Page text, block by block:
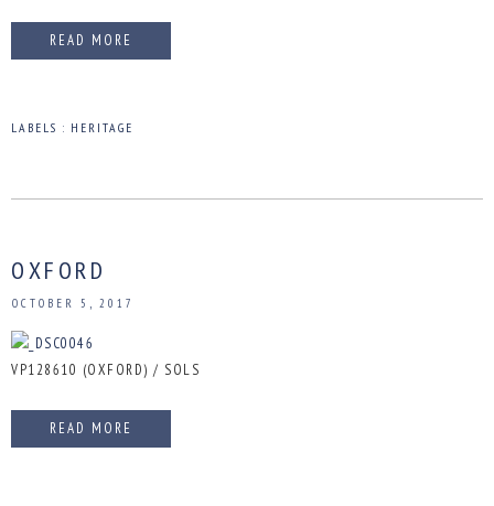
READ MORE
LABELS : HERITAGE
OXFORD
OCTOBER 5, 2017
VP128610 (OXFORD) / SOLS
READ MORE